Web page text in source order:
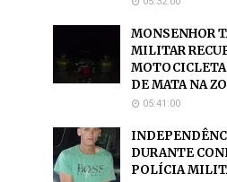
MONSENHOR
MILITAR
DE MATA NA
05:41:00
DURANTE
POLÍCIA